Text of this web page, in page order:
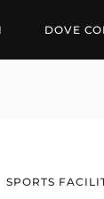
DOVE
SPORTS